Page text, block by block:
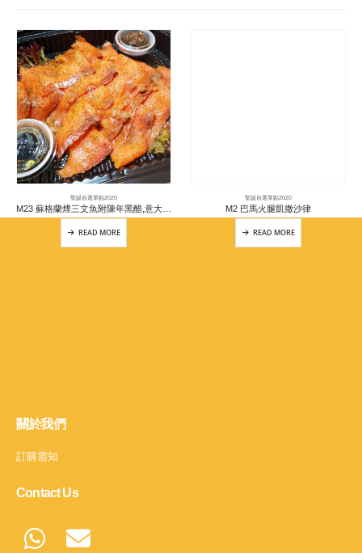
聖誕自選單點2020
READ MORE
聖誕自選單點2020
M2 巴馬火腿凱撒沙律
READ MORE
關於我們
訂購需知
Contact Us